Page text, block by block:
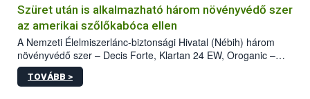
hatósággal is összehangolják a terjedés megállítása érdekében.
Szüret után is alkalmazható három növényvédő szer
az amerikai szőlőkabóca ellen
A Nemzeti Élelmiszerlánc-biztonsági Hivatal (Nébih) három
növényvédő szer – Decis Forte, Klartan 24 EW, Oroganic –
engedélyokiratát módosította, így azok a szüretet követően,
egészen a vesszőérettség (BBCH 91) stádiumáig
TOVÁBB >